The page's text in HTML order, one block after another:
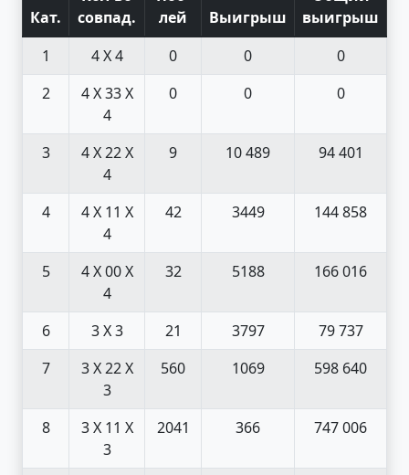
Кат.
совпад.
лей
Выигрыш
выигрыш
1
4 X 4 0 0
0
2
4 X 33 X
4
0 0 0
3 4 X 22 X
4
9 10 489 94 401
4 4 X 11 X
4
42 3449 144 858
5 4 X 00 X
4
32 5188 166 016
6 3 X 3 21 3797
79 737
7
3 X 22 X
3
560 1069 598 640
8 3 X 11 X
3
2041 366 747 006